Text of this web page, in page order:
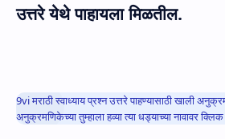
उत्तरे येथे पाहायला मिळतील.
9vi मराठी स्वाध्याय प्रश्न उत्तरे पाहण्यासाठी खाली
अनुक्रमणिकेच्या तुम्हाला हव्या त्या धड्याच्या नावावर